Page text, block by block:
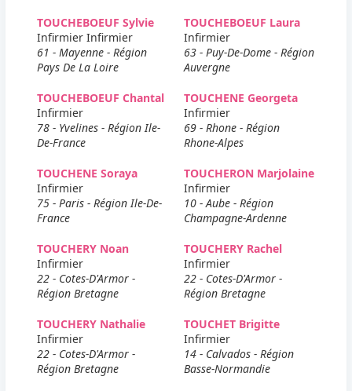
TOUCHEBOEUF Sylvie
Infirmier Infirmier
61 - Mayenne - Région
Pays De La Loire
TOUCHEBOEUF Laura
Infirmier
63 - Puy-De-Dome - Région
Auvergne
TOUCHEBOEUF Chantal
Infirmier
78 - Yvelines - Région Ile-
De-France
TOUCHENE Georgeta
Infirmier
69 - Rhone - Région
Rhone-Alpes
TOUCHENE Soraya
Infirmier
75 - Paris - Région Ile-De-
France
TOUCHERON Marjolaine
Infirmier
10 - Aube - Région
Champagne-Ardenne
TOUCHERY Noan
Infirmier
22 - Cotes-D'Armor -
Région Bretagne
TOUCHERY Rachel
Infirmier
22 - Cotes-D'Armor -
Région Bretagne
TOUCHERY Nathalie
Infirmier
22 - Cotes-D'Armor -
Région Bretagne
TOUCHET Brigitte
Infirmier
14 - Calvados - Région
Basse-Normandie